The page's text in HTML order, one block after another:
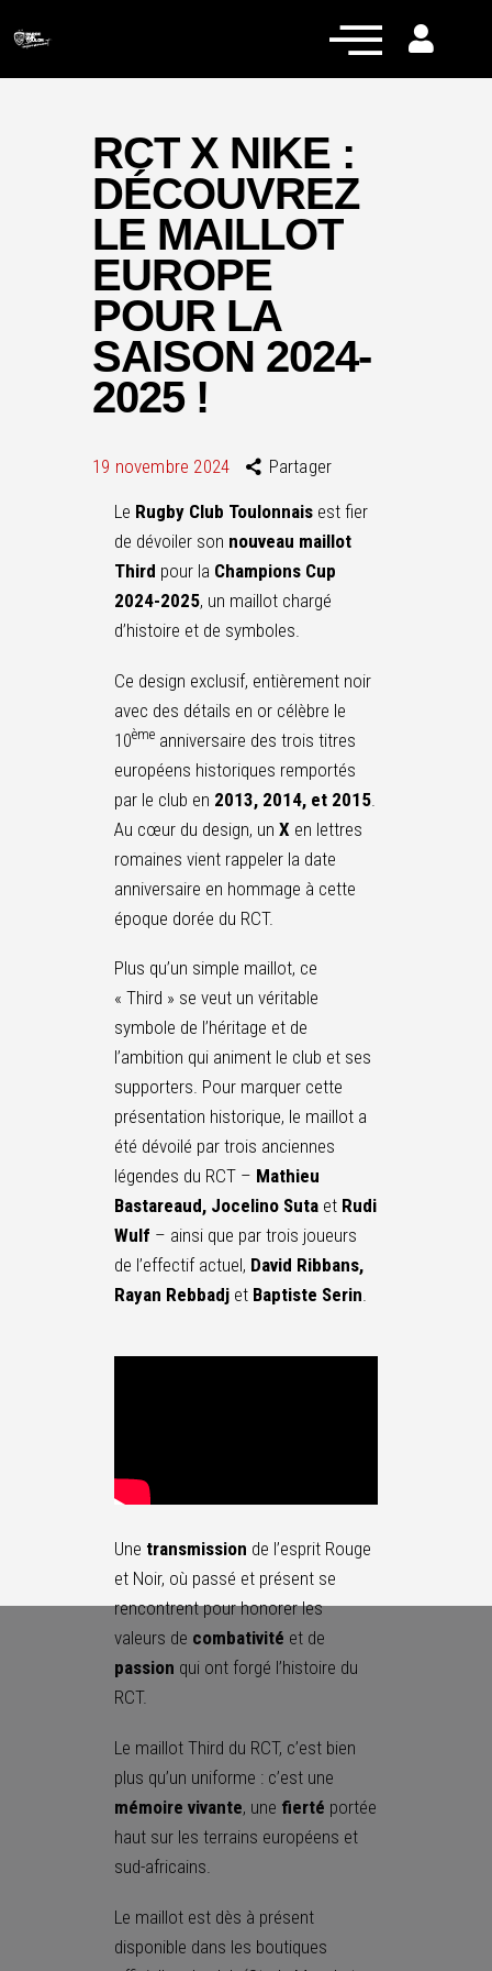
Actualités
Équipe pro
Nos équipes
Fan Zone
RCT Engagé
RCT X NIKE :
DÉCOUVREZ
LE MAILLOT
EUROPE
POUR LA
SAISON 2024-
2025 !
19 novembre 2024 Partager
Le Rugby Club Toulonnais est fier
de dévoiler son nouveau maillot
Third pour la Champions Cup
2024-2025, un maillot chargé
d’histoire et de symboles.
Ce design exclusif, entièrement noir
avec des détails en or célèbre le
10ème anniversaire des trois titres
européens historiques remportés
par le club en 2013, 2014, et 2015
Au cœur du design, un X en lettres
romaines vient rappeler la date
anniversaire en hommage à cette
époque dorée du RCT.
Plus qu’un simple maillot, ce
« Third » se veut un véritable
symbole de l’héritage et de
l’ambition qui animent le club et ses
supporters. Pour marquer cette
présentation historique, le maillot a
été dévoilé par trois anciennes
légendes du RCT – Mathieu
Bastareaud, Jocelino Suta et Rudi
Wulf – ainsi que par trois joueurs
de l’effectif actuel, David Ribbans,
Rayan Rebbadj et Baptiste Serin.
Une transmission de l’esprit Rouge
et Noir, où passé et présent se
rencontrent pour honorer les
valeurs de combativité et de
passion qui ont forgé l’histoire du
RCT.
Le maillot Third du RCT, c’est bien
plus qu’un uniforme : c’est une
mémoire vivante, une fierté portée
haut sur les terrains européens et
sud-africains.
Le maillot est dès à présent
disponible dans les boutiques